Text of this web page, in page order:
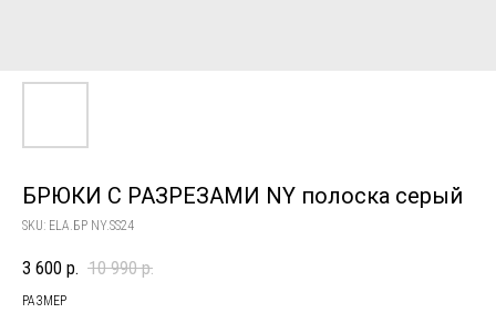
БРЮКИ С РАЗРЕЗАМИ NY полоска серый
SKU: ELA.БР NY.SS24
3 600 р. 10 990 р.
РАЗМЕР